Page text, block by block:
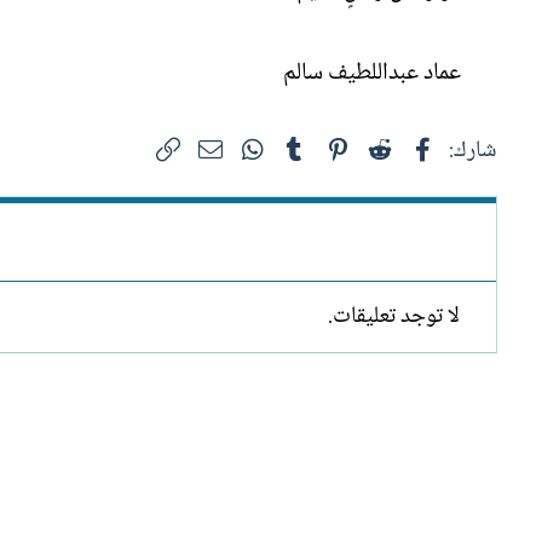
عماد عبداللطيف سالم
شارك: فيسبوكReddit
Pinterest
Tumblr
WhatsAppالبريد الإلكتروني
لا توجد تعليقات.